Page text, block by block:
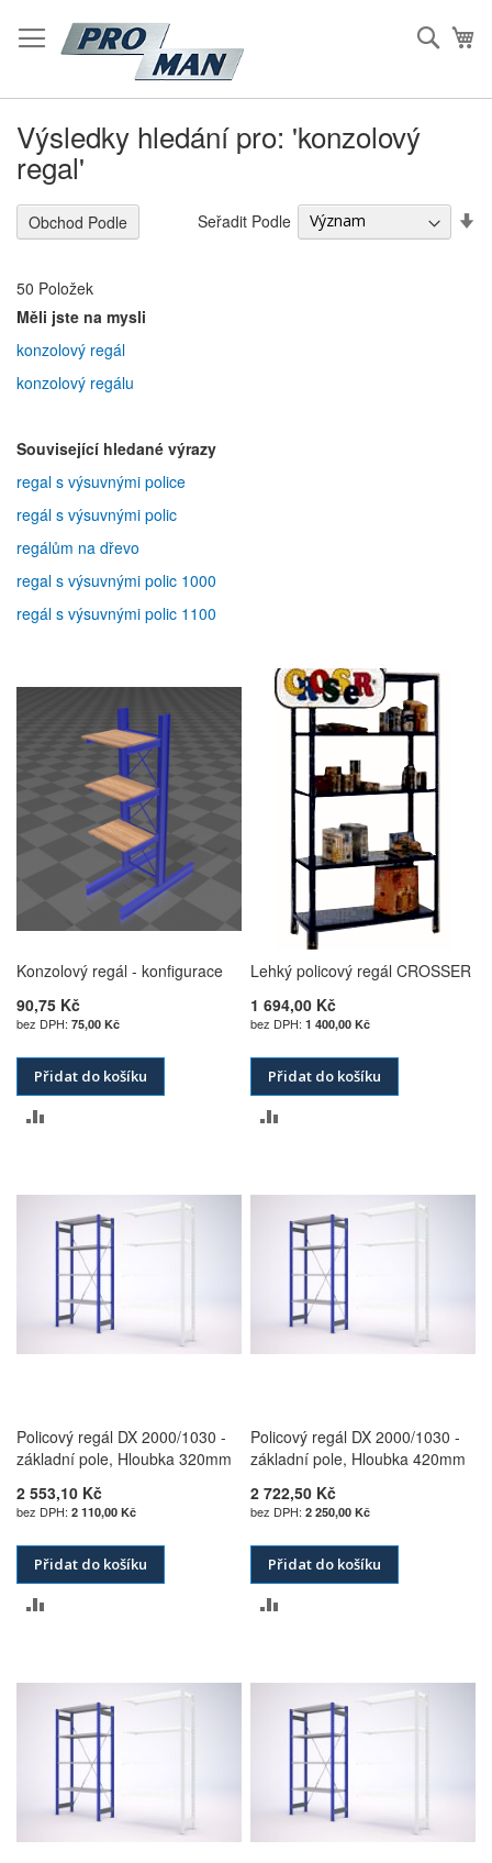
na
Obsah
Výsledky hledání pro: 'konzolový
regal'
50 Položek
Seřadit Podle
Měli jste na mysli
konzolový regál
konzolový regálu
Související hledané výrazy
regal s výsuvnými police
regál s výsuvnými polic
regálům na dřevo
regal s výsuvnými polic 1000
regál s výsuvnými polic 1100
Konzolový regál - konfigurace
90,75 Kč
75,00 Kč
Přidat do košíku
POROVNÁNÍ
Lehký policový regál CROSSER
1 694,00 Kč
1 400,00 Kč
Přidat do košíku
POROVNÁNÍ
Policový regál DX 2000/1030 -
základní pole, Hloubka 320mm
2 553,10 Kč
2 110,00 Kč
Přidat do košíku
POROVNÁNÍ
Policový regál DX 2000/1030 -
základní pole, Hloubka 420mm
2 722,50 Kč
2 250,00 Kč
Přidat do košíku
POROVNÁNÍ
Obchod Podle